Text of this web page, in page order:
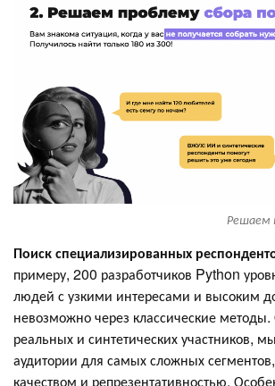
Решаем
Поиск специализированных
примеру, 200 разработчиков Python
людей с узкими интересами и высоким
невозможно через классические
реальных и синтетических участников,
аудитории для самых сложных
качеством и репрезентативностью.